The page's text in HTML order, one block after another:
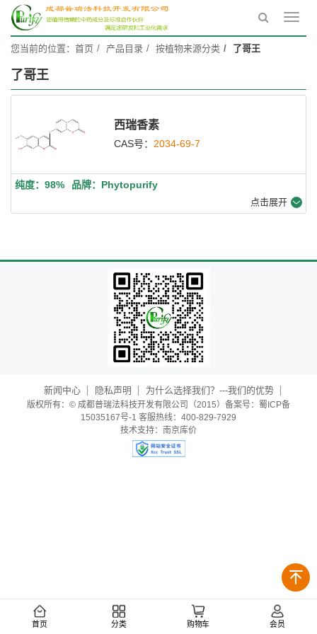
您当前的位置： 首页 产品目录 按植物来源分类 了哥王
了哥王
西瑞香素
CAS号： 2034-69-7
纯度：98% 品牌：Phytopurify
点击展开
新闻中心 隐私声明 为什么选择我们？---我们的优势
版权所有：© 成都普瑞法科技开发有限公司（2015）备案号：蜀ICP备
15035167号-1 客服热线：400-829-7929
技术支持： 南京库价
首页 分类 购物车 会员